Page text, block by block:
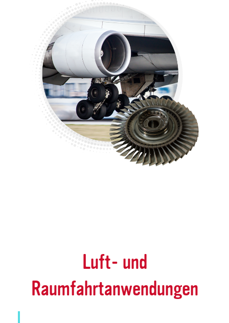
Luft- und
Raumfahrtanwendungen